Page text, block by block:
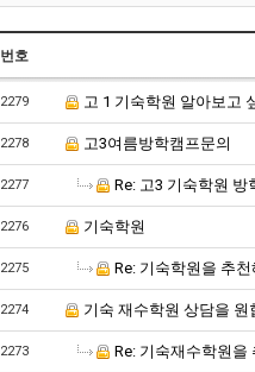
번호
2279 고 1 기숙학원 알아보고
2278 고3여름방학캠프문의
2277 Re: 고3 기숙학원 방
2276 기숙학원
2275 Re: 기숙학원을 추
2274 기숙 재수학원 상담을 원
2273 Re: 기숙재수학원을